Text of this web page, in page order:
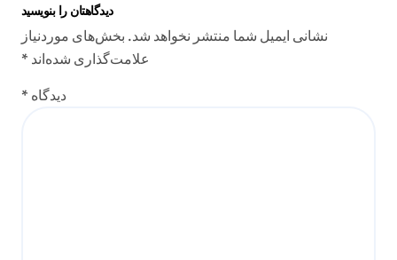
دیدگاهتان را بنویسید
نشانی ایمیل شما منتشر نخواهد شد. بخش‌های موردنیاز
علامت‌گذاری شده‌اند *
دیدگاه *